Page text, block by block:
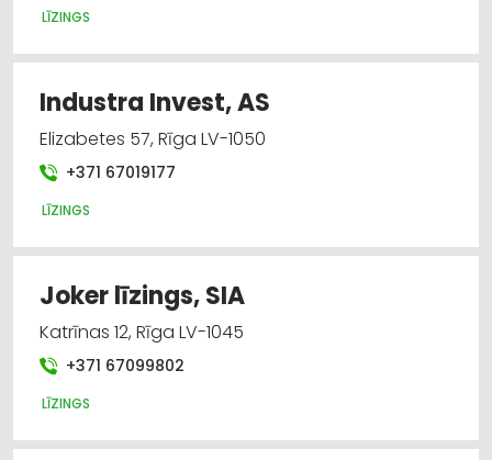
LĪZINGS
Industra Invest, AS
Elizabetes 57, Rīga LV-1050
+371 67019177
LĪZINGS
Joker līzings, SIA
Katrīnas 12, Rīga LV-1045
+371 67099802
LĪZINGS